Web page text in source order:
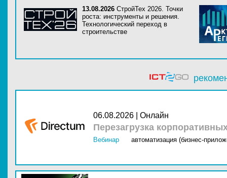
13.08.2026 СтройТех 2026. Точки
роста: инструменты и решения.
Технологический переход в
строительстве
06.08.2026 | Онлайн
Перезагрузка
Вебинар автоматизация (бизнес-